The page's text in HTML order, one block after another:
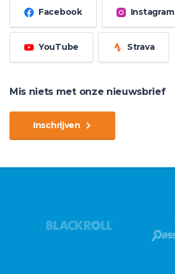
Facebook Instagram
YouTube Strava
Mis niets met onze nieuwsbrief
Inschrijven